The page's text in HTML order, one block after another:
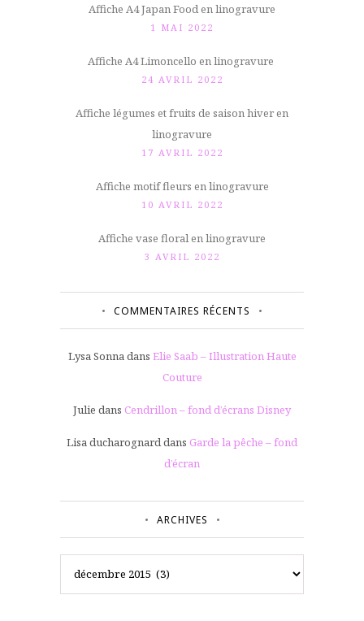
Affiche A4 Japan Food en linogravure
1 MAI 2022
Affiche A4 Limoncello en linogravure
24 AVRIL 2022
Affiche légumes et fruits de saison hiver en
linogravure
17 AVRIL 2022
Affiche motif fleurs en linogravure
10 AVRIL 2022
Affiche vase floral en linogravure
3 AVRIL 2022
COMMENTAIRES RÉCENTS
Lysa Sonnadans Elie Saab – Illustration Haute
Couture
Julie dans Cendrillon – fond d’écrans Disney
Lisa ducharognarddans Garde la pêche – fond
d’écran
ARCHIVES